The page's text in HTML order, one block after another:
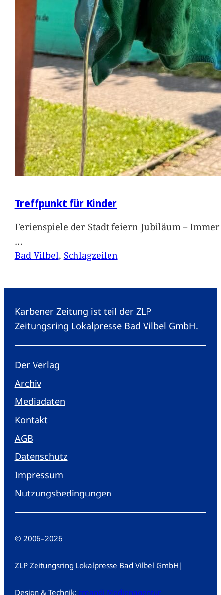
Treffpunkt für Kinder
Ferienspiele der Stadt feiern Jubiläum –
…
Bad Vilbel, Schlagzeilen
Karbener Zeitung ist teil der ZLP
Zeitungsring Lokalpresse Bad Vilbel GmbH.
Der Verlag
Archiv
Mediadaten
Kontakt
AGB
Datenschutz
Impressum
Nutzungsbedingungen
© 2006–2026
ZLP Zeitungsring Lokalpresse Bad Vilbel GmbH |
Design & Technik: creandi Medienagentur